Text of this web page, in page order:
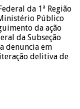
da 1ª Região
Público
da ação
da Subseção
denuncia em
delitiva de